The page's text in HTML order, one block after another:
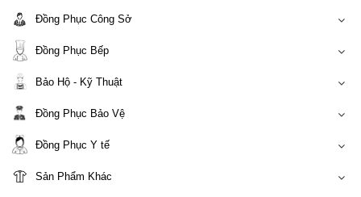
Đồng Phục Công Sở
Đồng Phục Bếp
Bảo Hộ - Kỹ Thuật
Đồng Phục Bảo Vệ
Đồng Phục Y tế
Sản Phẩm Khác